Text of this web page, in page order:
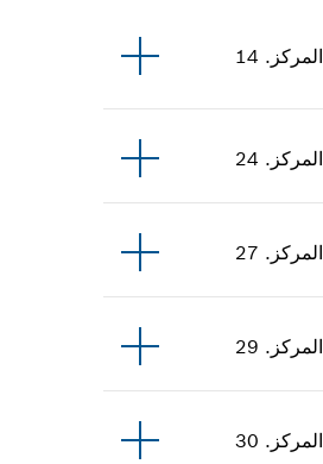
المركز .
14
المركز .
24
المركز .
27
المركز .
29
المركز .
30